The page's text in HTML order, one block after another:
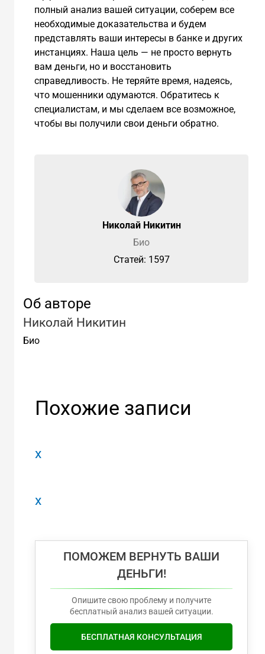
полный анализ вашей ситуации, соберем все
необходимые доказательства и будем
представлять ваши интересы в банке и других
инстанциях. Наша цель — не просто вернуть
вам деньги, но и восстановить
справедливость. Не теряйте время, надеясь,
что мошенники одумаются. Обратитесь к
специалистам, и мы сделаем все возможное,
чтобы вы получили свои деньги обратно.
Николай Никитин
Био
Cтатей: 1597
Об авторе
Николай Никитин
Био
Похожие записи
x
x
ПОМОЖЕМ ВЕРНУТЬ ВАШИ
ДЕНЬГИ!
Опишите свою проблему и получите
бесплатный анализ вашей ситуации.
БЕСПЛАТНАЯ КОНСУЛЬТАЦИЯ